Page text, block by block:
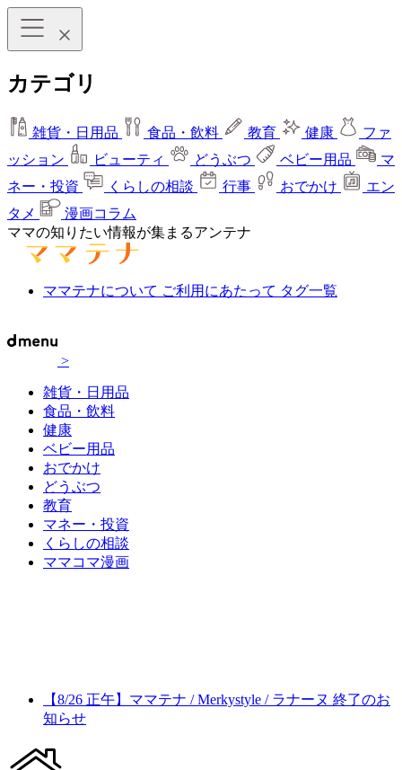
カテゴリ
雑貨・日用品 食品・飲料 教育 健康
ファ
ッション
ビューティ どうぶつ ベビー用品
マ
ネー・投資
くらしの相談 行事 おでかけ
エン
タメ
漫画コラム
ママの知りたい情報が集まるアンテナ
ママテナについて ご利用にあたって タグ一覧
>
雑貨・日用品
食品・飲料
健康
ベビー用品
おでかけ
どうぶつ
教育
マネー・投資
くらしの相談
ママコマ漫画
【8/26 正午】ママテナ / Merkystyle / ラナーヌ 終了のお
知らせ